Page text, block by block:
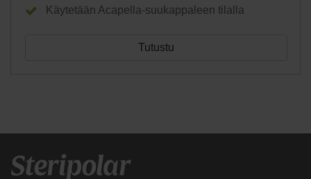
Käytetään Acapella-suukappaleen tilalla
Tutustu